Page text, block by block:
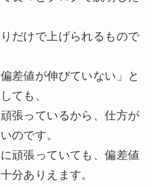
だけで上げられるもので
差値が伸びていない」と
ても、
張っているから、仕方が
のです。
頑張っていても、偏差値
分ありえます。